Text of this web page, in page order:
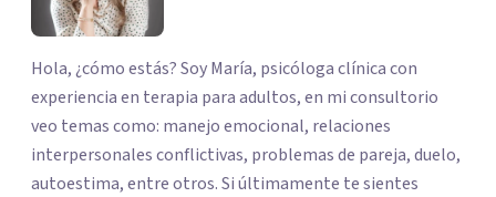
Hola, ¿cómo estás? Soy María, psicóloga clínica con
experiencia en terapia para adultos, en mi consultorio
veo temas como: manejo emocional, relaciones
interpersonales conflictivas, problemas de pareja, duelo,
autoestima, entre otros. Si últimamente te sientes